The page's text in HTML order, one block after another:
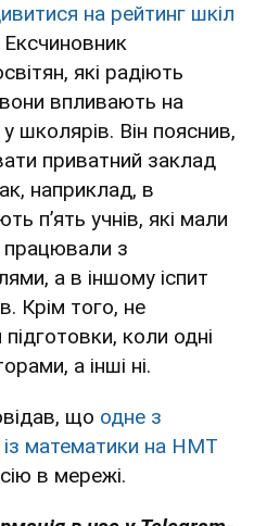
на рейтинг шкіл
Ексчиновник
які радіють
впливають на
школярів. Він пояснив,
приватний заклад
наприклад, в
пʼять учнів, які мали
працювали з
а в іншому іспит
Крім того, не
коли одні
а інші ні.
що одне з
із математики на НМТ
в мережі.